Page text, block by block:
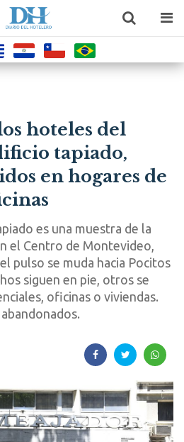
hoteles del
tapiado,
en hogares de
es una muestra de la
el Centro de Montevideo,
pulso se muda hacia Pocitos
siguen en pie, otros se
oficinas o viviendas.